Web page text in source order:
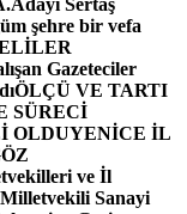
şehre bir vefa
Gazeteciler
ÖLÇÜ VE TARTI
SÜRECİ
OLDUYENİCE İL
ve İl
Sanayi